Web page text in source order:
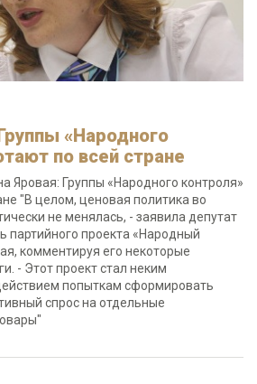
«Народного
по всей стране
Яровая: Группы «Народного контроля»
"В целом, ценовая политика во
не менялась, - заявила депутат
партийного проекта «Народный
комментируя его некоторые
- Этот проект стал неким
попыткам сформировать
спрос на отдельные